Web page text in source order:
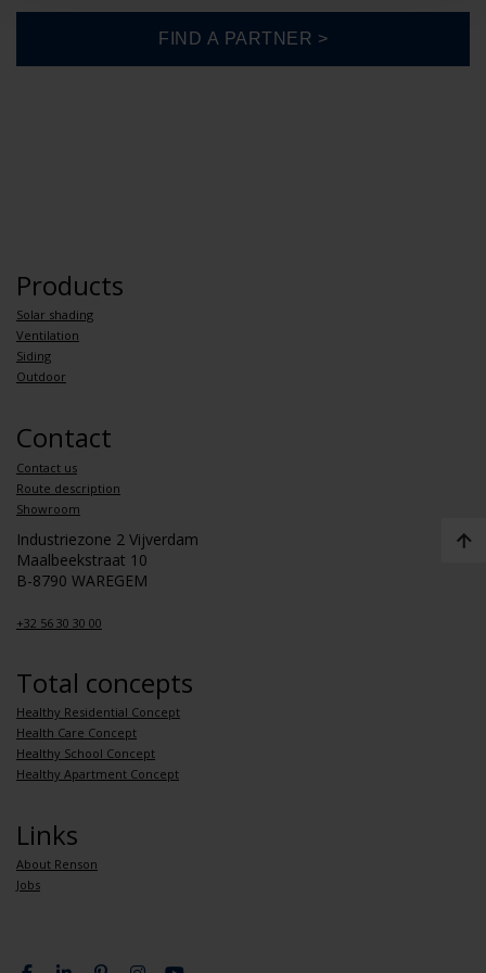
Products
Solar shading
Ventilation
Siding
Outdoor
Contact
Contact us
Route description
Showroom
Industriezone 2 Vijverdam
Maalbeekstraat 10
B-8790 WAREGEM
+32 56 30 30 00
Total concepts
Healthy Residential Concept
Health Care Concept
Healthy School Concept
Healthy Apartment Concept
Links
About Renson
Jobs